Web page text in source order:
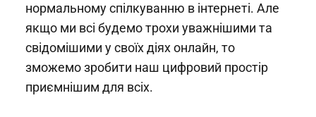
нормальному спілкуванню в інтернеті. Але
якщо ми всі будемо трохи уважнішими та
свідомішими у своїх діях онлайн, то
зможемо зробити наш цифровий простір
приємнішим для всіх.